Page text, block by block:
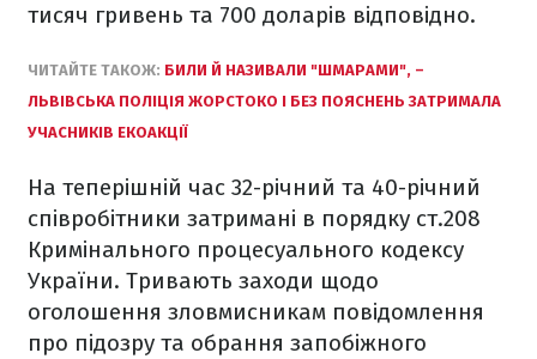
тисяч гривень та 700 доларів відповідно.
ЧИТАЙТЕ ТАКОЖ: БИЛИ Й НАЗИВАЛИ "ШМАРАМИ", –
ЛЬВІВСЬКА ПОЛІЦІЯ ЖОРСТОКО І БЕЗ ПОЯСНЕНЬ ЗАТРИМАЛА
УЧАСНИКІВ ЕКОАКЦІЇ
На теперішній час 32-річний та 40-річний
співробітники затримані в порядку ст.208
Кримінального процесуального кодексу
України. Тривають заходи щодо
оголошення зловмисникам повідомлення
про підозру та обрання запобіжного